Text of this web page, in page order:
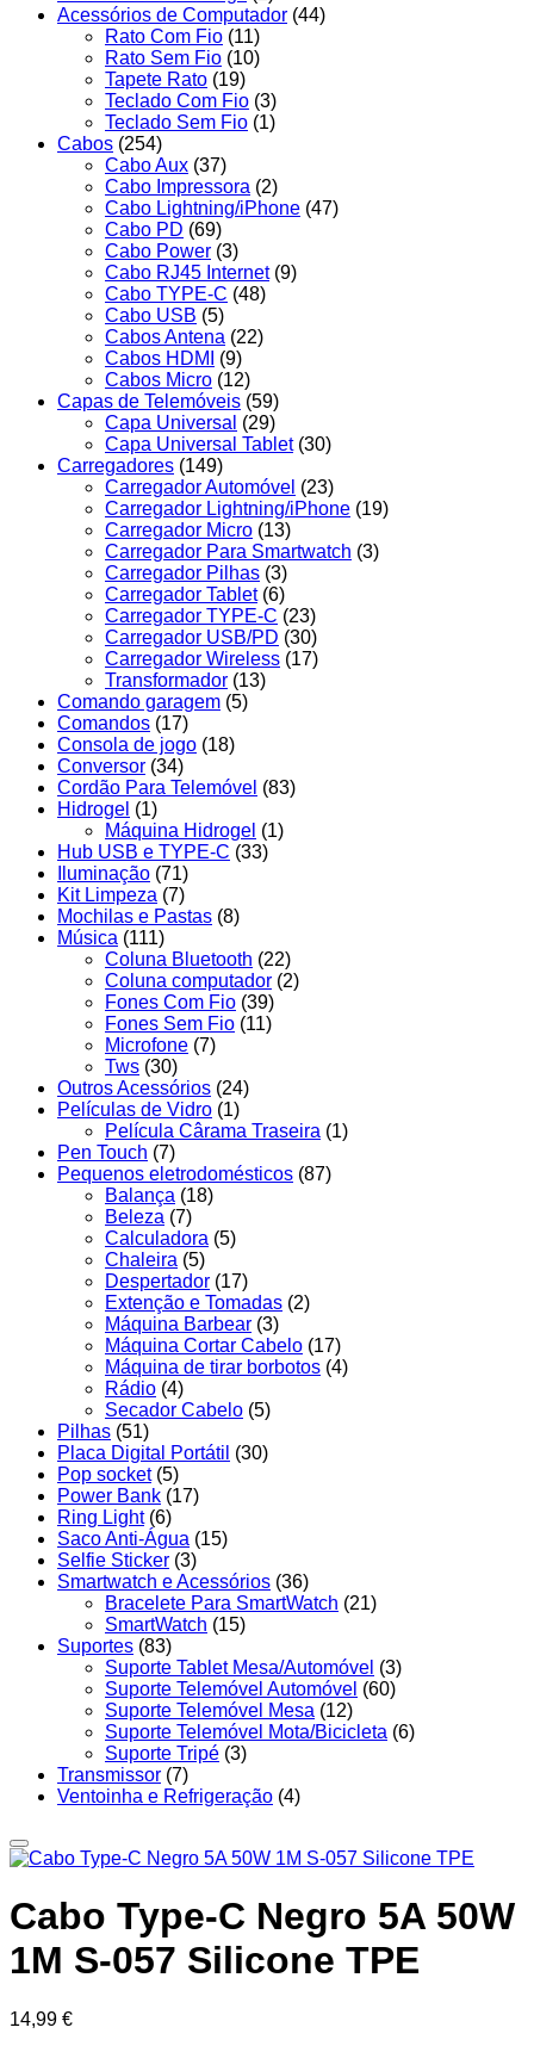
Acessórios de Computador (44)
Rato Com Fio (11)
Rato Sem Fio (10)
Tapete Rato (19)
Teclado Com Fio (3)
Teclado Sem Fio (1)
Cabos (254)
Cabo Aux (37)
Cabo Impressora (2)
Cabo Lightning/iPhone (47)
Cabo PD (69)
Cabo Power (3)
Cabo RJ45 Internet (9)
Cabo TYPE-C (48)
Cabo USB (5)
Cabos Antena (22)
Cabos HDMI
(9)
Cabos Micro (12)
Capas de Telemóveis (59)
Capa Universal (29)
Capa Universal Tablet (30)
Carregadores (149)
Carregador Automóvel (23)
Carregador Lightning/iPhone (19)
Carregador Micro (13)
Carregador Para Smartwatch (3)
Carregador Pilhas (3)
Carregador Tablet (6)
Carregador TYPE-C (23)
Carregador USB/PD (30)
Carregador Wireless (17)
Transformador (13)
Comando garagem (5)
Comandos (17)
Consola de jogo (18)
Conversor (34)
Cordão Para Telemóvel (83)
Hidrogel (1)
Máquina Hidrogel (1)
Hub USB e TYPE-C (33)
Iluminação (71)
Kit Limpeza (7)
Mochilas e Pastas (8)
Música (111)
Coluna Bluetooth (22)
Coluna computador (2)
Fones Com Fio (39)
Fones Sem Fio (11)
Microfone (7)
Tws (30)
Outros Acessórios (24)
Películas de Vidro (1)
Película Cârama Traseira (1)
Pen Touch (7)
Pequenos eletrodomésticos (87)
Balança (18)
Beleza (7)
Calculadora (5)
Chaleira (5)
Despertador (17)
Extenção e Tomadas (2)
Máquina Barbear (3)
Máquina Cortar Cabelo (17)
Máquina de tirar borbotos (4)
Rádio (4)
Secador Cabelo (5)
Pilhas (51)
Placa Digital Portátil (30)
Pop socket (5)
Power Bank (17)
Ring Light (6)
Saco Anti-Água (15)
Selfie Sticker (3)
Smartwatch e Acessórios (36)
Bracelete Para SmartWatch (21)
SmartWatch (15)
Suportes (83)
Suporte Tablet Mesa/Automóvel (3)
Suporte Telemóvel Automóvel (60)
Suporte Telemóvel Mesa (12)
Suporte Telemóvel Mota/Bicicleta (6)
Suporte Tripé (3)
Transmissor (7)
Ventoinha e Refrigeração (4)
Cabo Type-C Negro 5A 50W
1M S-057 Silicone TPE
14,99 €